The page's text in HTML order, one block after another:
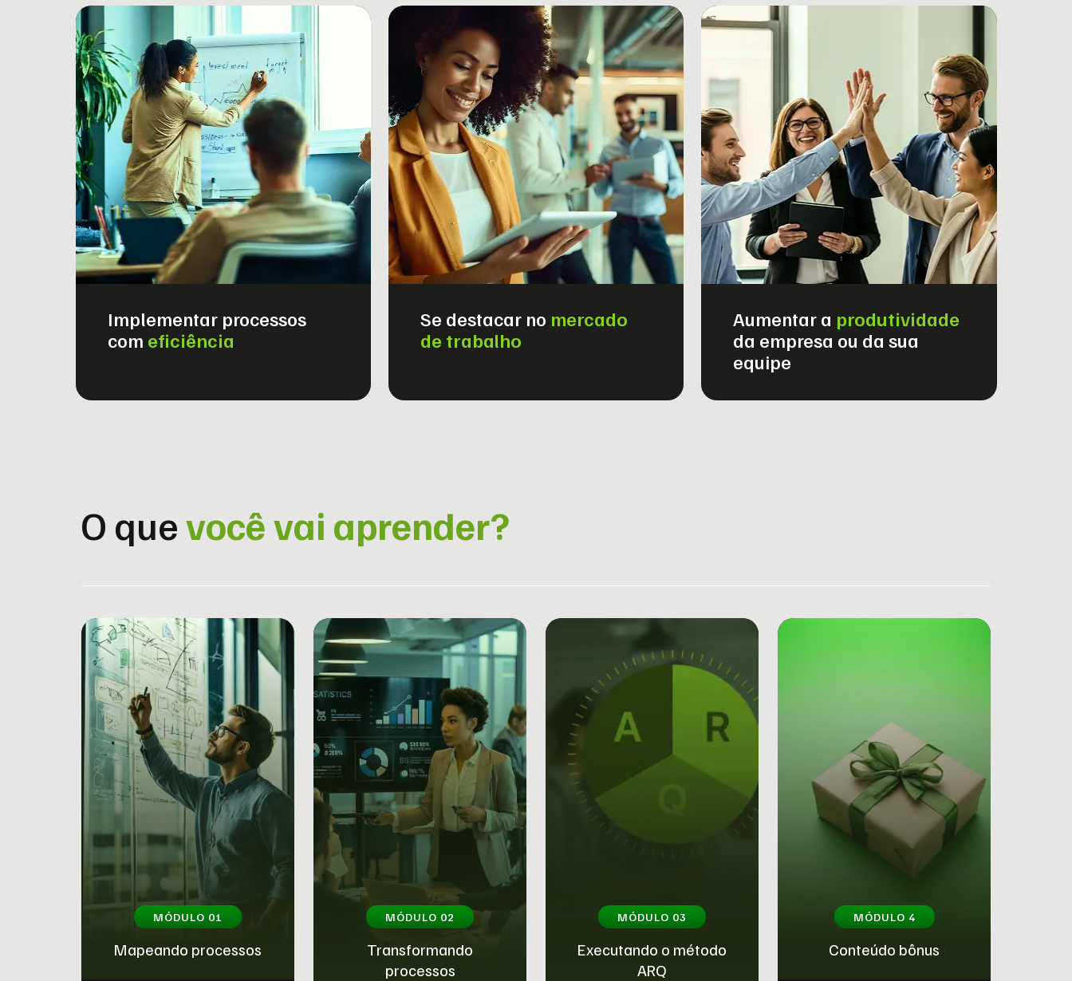
Implementar processos
com eficiência
Se destacar no mercado
de trabalho
Aumentar a produtividade
da empresa ou da sua
equipe
O quevocê vai aprender?
MÓDULO 01
Mapeando processos
MÓDULO 02
Transformando
processos
MÓDULO 03
Executando o método
ARQ
MÓDULO 4
Conteúdo bônus